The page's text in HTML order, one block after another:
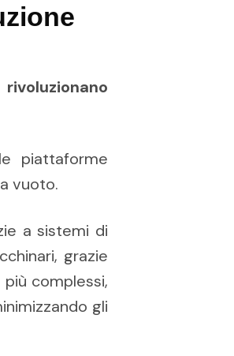
rivoluzionano
piattaforme
vuoto.
a sistemi di
grazie
complessi,
gli